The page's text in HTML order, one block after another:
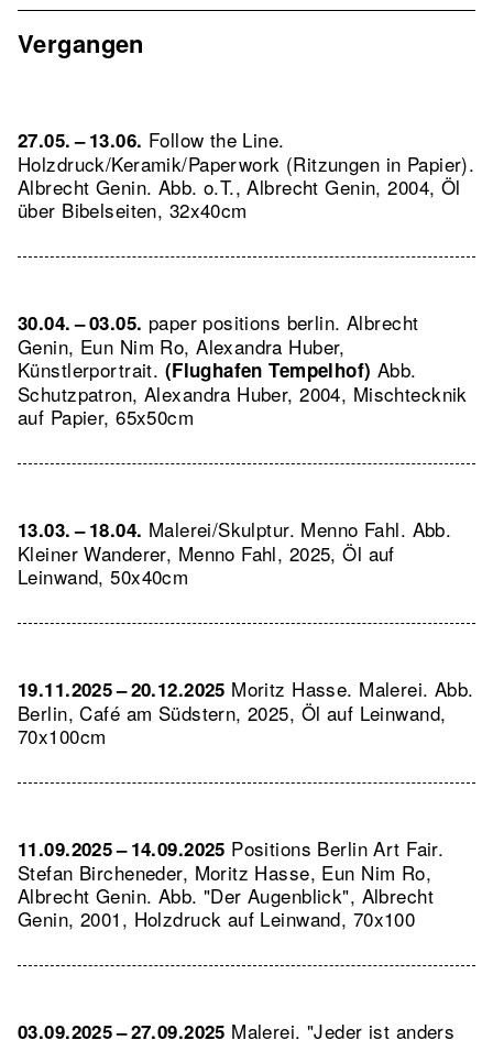
Vergangen
27.05. – 13.06. Follow the Line.
Holzdruck/Keramik/Paperwork (Ritzungen in Papier).
Albrecht Genin. Abb. o.T., Albrecht Genin, 2004, Öl
über Bibelseiten, 32x40cm
30.04. – 03.05. paper positions berlin. Albrecht
Genin, Eun Nim Ro, Alexandra Huber,
Künstlerportrait. (Flughafen Tempelhof) Abb.
Schutzpatron, Alexandra Huber, 2004, Mischtecknik
auf Papier, 65x50cm
13.03. – 18.04. Malerei/Skulptur. Menno Fahl. Abb.
Kleiner Wanderer, Menno Fahl, 2025, Öl auf
Leinwand, 50x40cm
19.11.2025 – 20.12.2025 Moritz Hasse. Malerei. Abb.
Berlin, Café am Südstern, 2025, Öl auf Leinwand,
70x100cm
11.09.2025 – 14.09.2025 Positions Berlin Art Fair.
Stefan Bircheneder, Moritz Hasse, Eun Nim Ro,
Albrecht Genin. Abb. "Der Augenblick", Albrecht
Genin, 2001, Holzdruck auf Leinwand, 70x100
03.09.2025 – 27.09.2025 Malerei. "Jeder ist anders